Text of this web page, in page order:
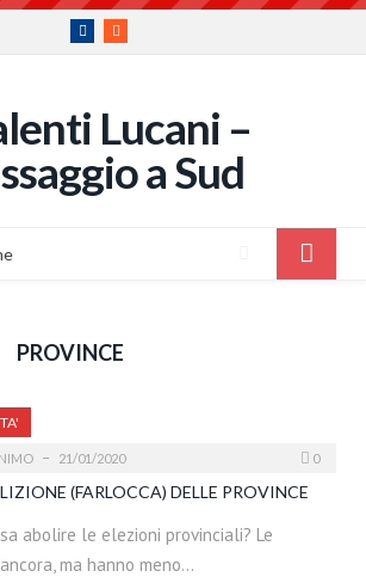
Facebook
RSS
PROVINCE
21/01/2020 0
(FARLOCCA) DELLE PROVINCE
abolire le elezioni provinciali? Le
ma hanno meno…